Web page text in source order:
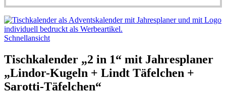
Schnellansicht
Tischkalender „2 in 1“ mit Jahresplaner
„Lindor-Kugeln + Lindt Täfelchen +
Sarotti-Täfelchen“